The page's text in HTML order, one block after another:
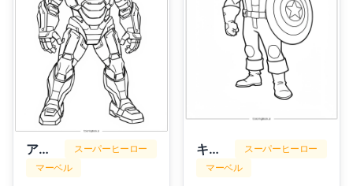
アイアンマン
スーパーヒーロー
マーベル
キャプテン・アメリカ
スーパーヒーロー
マーベル